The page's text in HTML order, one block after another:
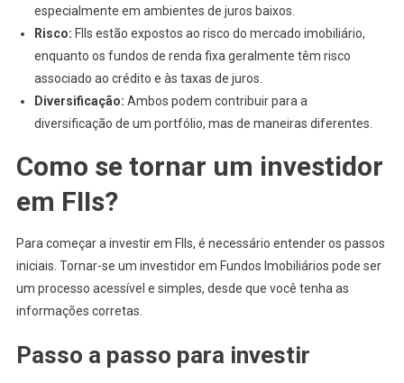
especialmente em ambientes de juros baixos.
Risco: FIIs estão expostos ao risco do mercado imobiliário,
enquanto os fundos de renda fixa geralmente têm risco
associado ao crédito e às taxas de juros.
Diversificação: Ambos podem contribuir para a
diversificação de um portfólio, mas de maneiras diferentes.
Como se tornar um investidor
em FIIs?
Para começar a investir em FIIs, é necessário entender os passos
iniciais. Tornar-se um investidor em Fundos Imobiliários pode ser
um processo acessível e simples, desde que você tenha as
informações corretas.
Passo a passo para investir